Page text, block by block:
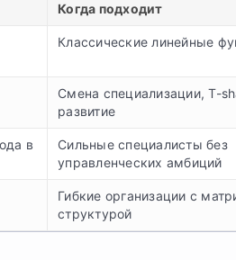
Когда подходит
Классические линейные
Смена специализации, T-
развитие
в
Сильные специалисты без
управленческих амбиций
Гибкие организации с
структурой